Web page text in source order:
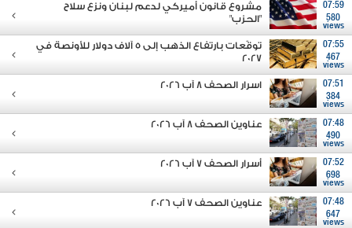
07:59
580
views
مشروع قانون أميركي لدعم لبنان ونزع سلاح
"الحزب"
07:55
467
views
توقّعات بارتفاع الذهب إلى 5 آلاف دولار للأونصة في
2027
07:51
384
views
اسرار الصحف 8 آب 2026
07:48
490
views
عناوين الصحف 8 آب 2026
07:52
698
views
أسرار الصحف 7 آب 2026
07:48
647
views
عناوين الصحف 7 آب 2026